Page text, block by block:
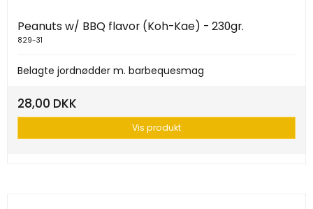
Peanuts w/ BBQ flavor (Koh-Kae) - 230gr.
829-31
Belagte jordnødder m. barbequesmag
28,00 DKK
Vis produkt